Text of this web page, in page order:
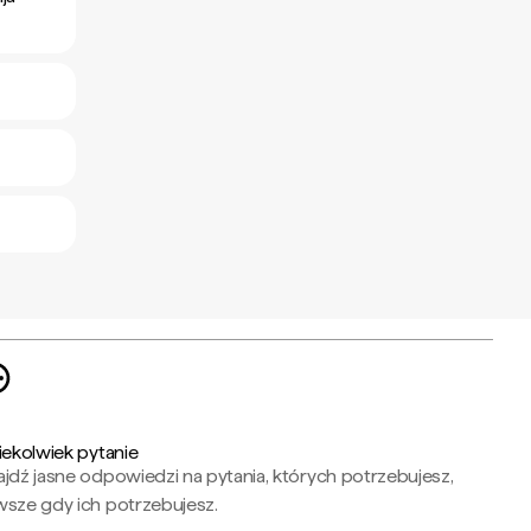
pytanie
jasne odpowiedzi na pytania, których potrzebujesz,
gdy ich potrzebujesz.